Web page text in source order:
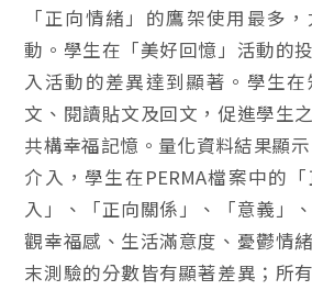
「正向情緒」的鷹架使用最多
動。學生在「美好回憶」活動的
入活動的差異達到顯著。學生
文、閱讀貼文及回文，促進學生
共構幸福記憶。量化資料結果顯
介入，學生在PERMA檔案中的
入」、「正向關係」、「意義」
觀幸福感、生活滿意度、憂鬱情
末測驗的分數皆有顯著差異；所